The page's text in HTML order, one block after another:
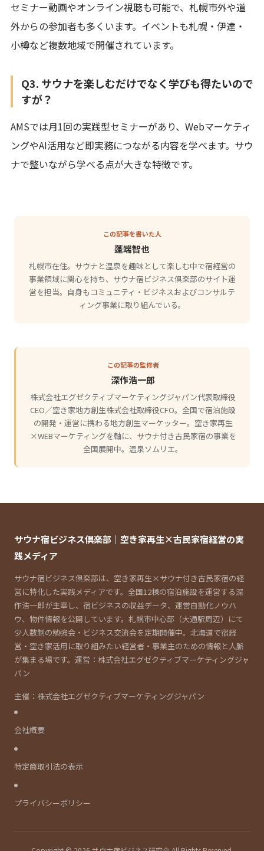
セミナー動画やオンライン視聴も可能で、札幌市外や道
外からの参加者も多くいます。イベントも札幌・伊達・
小樽など複数地域で開催されています。
Q3. サウナを楽しむだけでなく学びも得たいので
すが？
AMSでは月1回の実践型セミナーがあり、Webマーケティ
ングやAI活用など即実務につながる内容を学べます。サウ
ナで整いながら学べる点が大きな特徴です。
この記事を書いた人
蓬端智也
札幌市在住。サウナと温泉を趣味として楽しむ中で宿経営の
事業領域に関心を持ち、サウナ宿ビジネス倶楽部のサイト運
営を担当。自身もコミュニティ・ビジネスおよびコンサルテ
ィング事業に取り組んでいる。
この記事の監修者
深作浩一郎
株式会社エグゼクティブマーケティングジャパン代表取締役
CEO／空き家地方創生株式会社取締役CFO。全国で宿泊施設
の開発・運営に携わる地方創生マーケッター。空き家再生
×WEBマーケティングを軸に、サウナ付き古民家宿の事業を
全国展開中。温泉ソムリエ。
サウナ宿ビジネス倶楽部｜空き家再生×古民家宿経営の実
践メディア
サウナ宿ビジネス倶楽部は、空き家再生×サウナ付き古民家宿の経
営に特化した実践メディアです。全国12棟の宿泊施設を運営する深
作浩一郎が主宰し、宿ビジネスの収益データ、運営自動化ノウハ
ウ、物件情報を公開しています。札幌市中心部（大通駅周辺）にて
少人数制の勉強会・ビジネス交流会を定期開催中。北海道で宿経
営・空き家活用に取り組みたい経営者・事業主のための情報と人脈
が集まる場です。運営：株式会社エグゼクティブマーケティングジャ
パン
主催：株式会社エグゼクティブマーケティングジャパン
会社概要
特定商取引法の表示
プライバシーポリシー